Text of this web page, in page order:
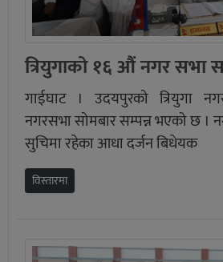
त्रियुगाको १६ औं नगर सभा
गाईघाट । उदयपुरको त्रियुगा
नगरसभा सोमबार सम्पन्न भएको छ ।
सुचिमा रहेका आधा दर्जन बिधेयक
विस्तारमा